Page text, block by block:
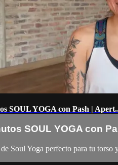
SOUL YOGA con Pash |
SOUL YOGA con
Soul Yoga perfecto para tu torso